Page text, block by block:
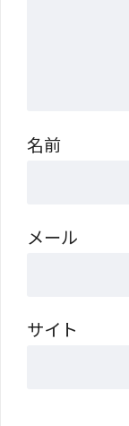
名前
メール
サイト